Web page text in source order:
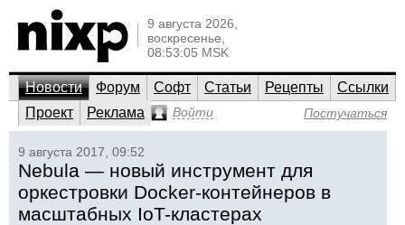
9 августа 2026,
воскресенье,
08:53:05 MSK
Новости Форум Софт Статьи Рецепты
Ссылки
Проект
Реклама Войти Постучаться
9 августа 2017, 09:52
Nebula — новый инструмент для
оркестровки Docker-контейнеров в
масштабных IoT-кластерах